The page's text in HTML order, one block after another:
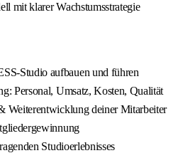
mit klarer Wachstumsstrategie
Studio aufbauen und führen
Personal, Umsatz, Kosten, Qualität
Weiterentwicklung deiner Mitarbeiter
Studioerlebnisses